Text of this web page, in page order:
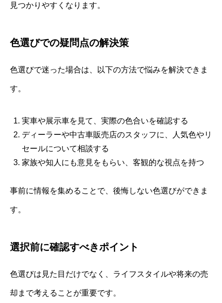
見つかりやすくなります。
色選びでの疑問点の解決策
色選びで迷った場合は、以下の方法で悩みを解決できま
す。
実車や展示車を見て、実際の色合いを確認する
ディーラーや中古車販売店のスタッフに、人気色やリ
セールについて相談する
家族や知人にも意見をもらい、客観的な視点を持つ
事前に情報を集めることで、後悔しない色選びができま
す。
選択前に確認すべきポイント
色選びは見た目だけでなく、ライフスタイルや将来の売
却まで考えることが重要です。